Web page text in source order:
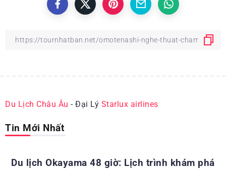
Du Lịch Châu Âu - Đại Lý Starlux airlines
Tin Mới Nhất
Du lịch Okayama 48 giờ: Lịch trình khám phá